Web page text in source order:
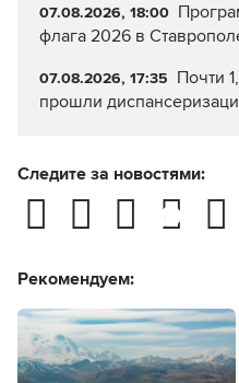
07.08.2026, 18:00
флага 2026 в
07.08.2026, 17:35 Почти
прошли
Следите за новостями:
Рекомендуем: